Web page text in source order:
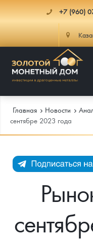
+7 (960)
Каталог Монет
Инвестиционные монеты
Монеты Россия и СССР
Памятные и старинные
Инфо
Как сделать заказ
Главная Новости
сентябре 2023 года